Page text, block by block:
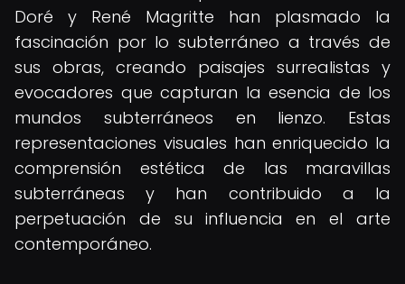
Doré y René Magritte han plasmado la
fascinación por lo subterráneo a través de
sus obras, creando paisajes surrealistas y
evocadores que capturan la esencia de los
mundos subterráneos en lienzo. Estas
representaciones visuales han enriquecido la
comprensión estética de las maravillas
subterráneas y han contribuido a la
perpetuación de su influencia en el arte
contemporáneo.